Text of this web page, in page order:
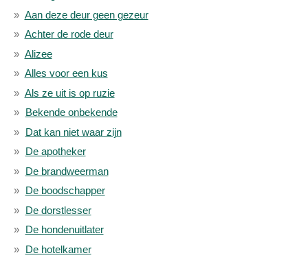
Aan deze deur geen gezeur
Achter de rode deur
Alizee
Alles voor een kus
Als ze uit is op ruzie
Bekende onbekende
Dat kan niet waar zijn
De apotheker
De brandweerman
De boodschapper
De dorstlesser
De hondenuitlater
De hotelkamer